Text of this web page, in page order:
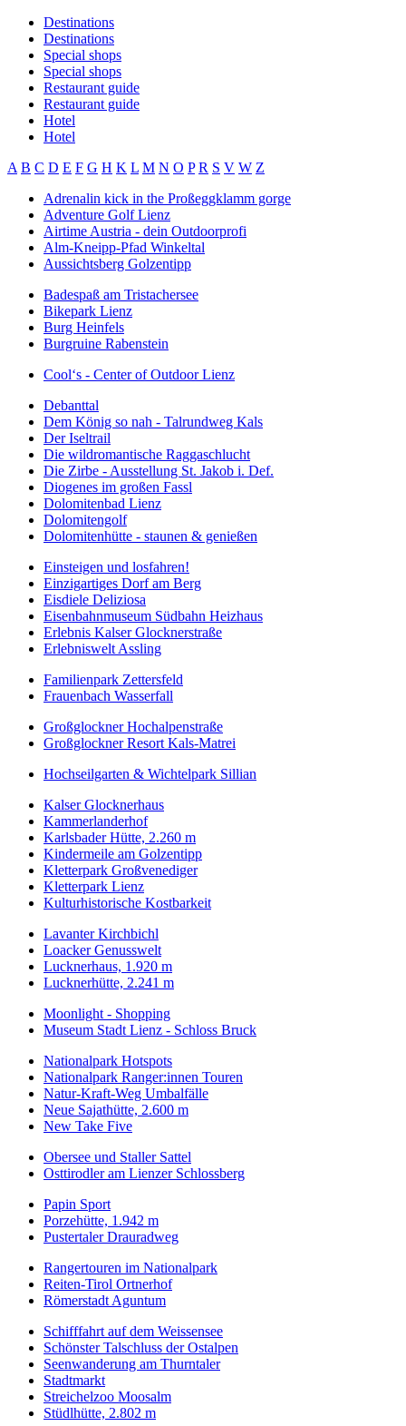
Destinations
Destinations
Special shops
Special shops
Restaurant guide
Restaurant guide
Hotel
Hotel
A B C D E F G H K L M N O P R S V W Z
Adrenalin kick in the Proßeggklamm gorge
Adventure Golf Lienz
Airtime Austria - dein Outdoorprofi
Alm-Kneipp-Pfad Winkeltal
Aussichtsberg Golzentipp
Badespaß am Tristachersee
Bikepark Lienz
Burg Heinfels
Burgruine Rabenstein
Cool‘s - Center of Outdoor Lienz
Debanttal
Dem König so nah - Talrundweg Kals
Der Iseltrail
Die wildromantische Raggaschlucht
Die Zirbe - Ausstellung St. Jakob i. Def.
Diogenes im großen Fassl
Dolomitenbad Lienz
Dolomitengolf
Dolomitenhütte - staunen & genießen
Einsteigen und losfahren!
Einzigartiges Dorf am Berg
Eisdiele Deliziosa
Eisenbahnmuseum Südbahn Heizhaus
Erlebnis Kalser Glocknerstraße
Erlebniswelt Assling
Familienpark Zettersfeld
Frauenbach Wasserfall
Großglockner Hochalpenstraße
Großglockner Resort Kals-Matrei
Hochseilgarten & Wichtelpark Sillian
Kalser Glocknerhaus
Kammerlanderhof
Karlsbader Hütte, 2.260 m
Kindermeile am Golzentipp
Kletterpark Großvenediger
Kletterpark Lienz
Kulturhistorische Kostbarkeit
Lavanter Kirchbichl
Loacker Genusswelt
Lucknerhaus, 1.920 m
Lucknerhütte, 2.241 m
Moonlight - Shopping
Museum Stadt Lienz - Schloss Bruck
Nationalpark Hotspots
Nationalpark Ranger:innen Touren
Natur-Kraft-Weg Umbalfälle
Neue Sajathütte, 2.600 m
New Take Five
Obersee und Staller Sattel
Osttirodler am Lienzer Schlossberg
Papin Sport
Porzehütte, 1.942 m
Pustertaler Drauradweg
Rangertouren im Nationalpark
Reiten-Tirol Ortnerhof
Römerstadt Aguntum
Schifffahrt auf dem Weissensee
Schönster Talschluss der Ostalpen
Seenwanderung am Thurntaler
Stadtmarkt
Streichelzoo Moosalm
Stüdlhütte, 2.802 m